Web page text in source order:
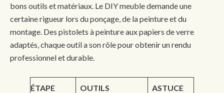
bons outils et matériaux. Le DIY meuble demande une
certaine rigueur lors du ponçage, de la peinture et du
montage. Des pistolets à peinture aux papiers de verre
adaptés, chaque outil a son rôle pour obtenir un rendu
professionnel et durable.
ÉTAPE
OUTILS
ASTUCE